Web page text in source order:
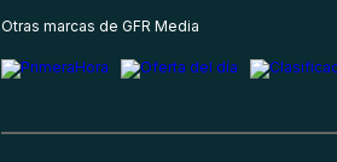
Otras marcas de GFR Media